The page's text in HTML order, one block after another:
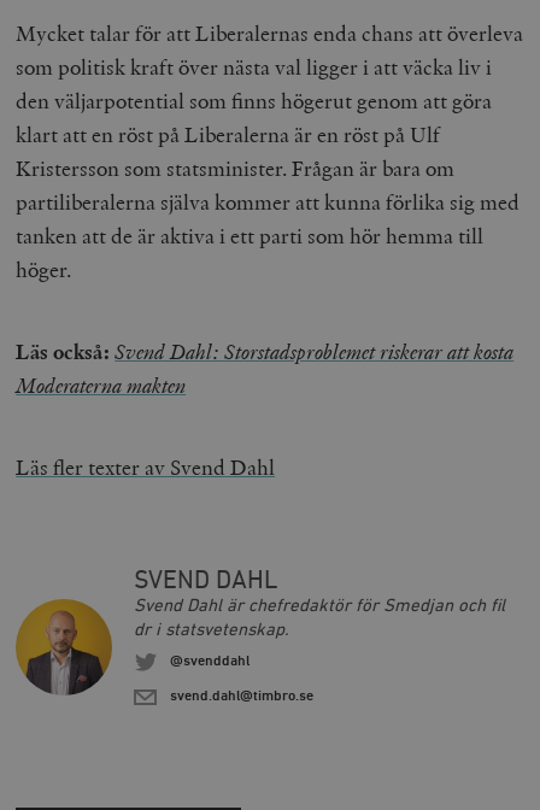
Mycket talar för att Liberalernas enda chans att överleva
som politisk kraft över nästa val ligger i att väcka liv i
den väljarpotential som finns högerut genom att göra
klart att en röst på Liberalerna är en röst på Ulf
Kristersson som statsminister. Frågan är bara om
partiliberalerna själva kommer att kunna förlika sig med
tanken att de är aktiva i ett parti som hör hemma till
höger.
Läs också: Svend Dahl: Storstadsproblemet riskerar att kosta
Moderaterna makten
Läs fler texter av Svend Dahl
SVEND DAHL
Svend Dahl är chefredaktör för Smedjan och fil
dr i statsvetenskap.
@svenddahl
svend.dahl@timbro.se